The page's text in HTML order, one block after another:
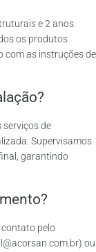
e 2 anos
os produtos
com as instruções de
serviços de
Supervisamos
garantindo
contato pelo
ou